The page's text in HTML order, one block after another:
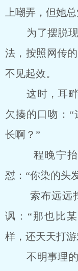
上嘲弄，但她
为了摆脱现
法，按照网传
不见起效。
这时，耳畔
欠揍的口吻：
长啊？”
程晚宁抬眼
怼：“你染的头
索布远远扫
讽：“那也比
样，还天天打
不明事理的